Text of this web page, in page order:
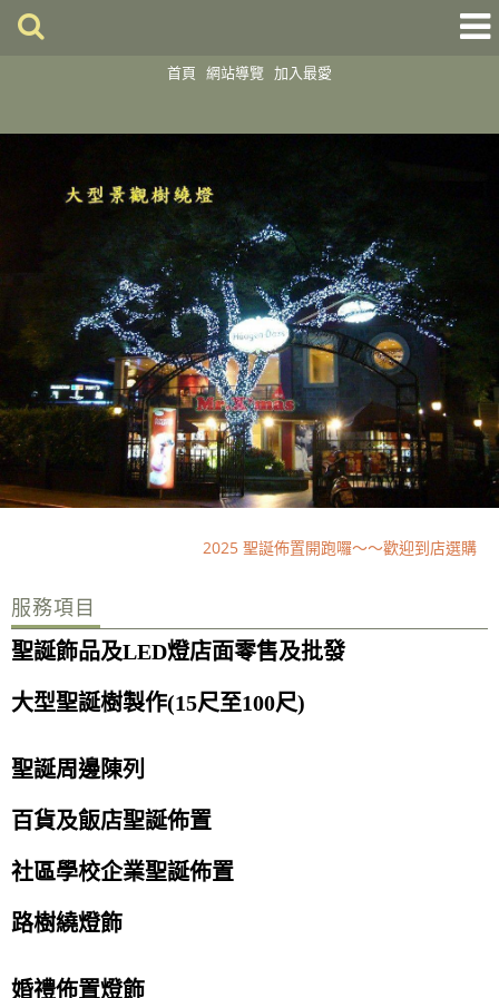
首頁 網站導覽 加入最愛
2025 聖誕佈置開跑囉～～歡迎到店選購
2025年 聖誕佈置 工程 已經開始準備囉～ 歡迎來電詢問＾＾
服務項目
聖誕飾品及LED燈店面零售及批發
大型聖誕樹製作(15尺至100尺)
聖誕周邊陳列
百貨及飯店聖誕佈置
社區學校企業聖誕佈置
路樹繞燈飾
婚禮佈置燈飾